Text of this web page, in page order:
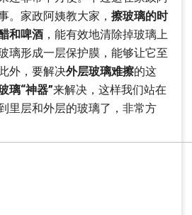
。家政阿姨教大家， 擦玻璃的时
和啤酒 ，能有效地清除掉玻璃上
璃形成一层保护膜，能够让它至
外，要解决外层玻璃难擦的这
璃“神器”来解决，这样我们站在
里层和外层的玻璃了，非常方